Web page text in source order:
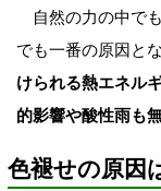
自然の力の中で
でも一番の原因と
けられる熱エネル
的影響や酸性雨も
色褪せの原因